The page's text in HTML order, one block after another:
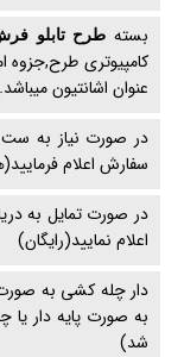
بسته طرح تابلو
کامپیوتری طرح,جزوه
عنوان اشانتیون میباشد.
در صورت نیاز به
سفارش اعلام
در صورت تمایل به
اعلام نمایید(رایگان)
دار چله کشی به
به صورت پایه دار
شد)